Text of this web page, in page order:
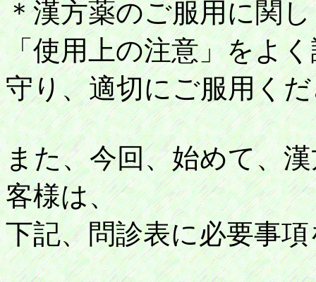
＊漢方薬のご服用に関
「使用上の注意」をよ
守り、適切にご服用く
また、今回、始めて、
客様は、
下記、問診表に必要事